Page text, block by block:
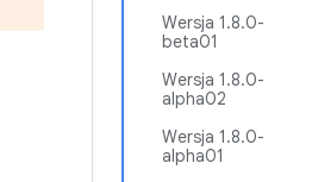
Wersja 1.8.0-
beta01
Wersja 1.8.0-
alpha02
Wersja 1.8.0-
alpha01